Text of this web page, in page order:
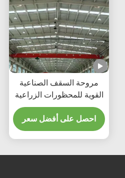
الصناعية
الزراعية
والماشية
أفضل سعر